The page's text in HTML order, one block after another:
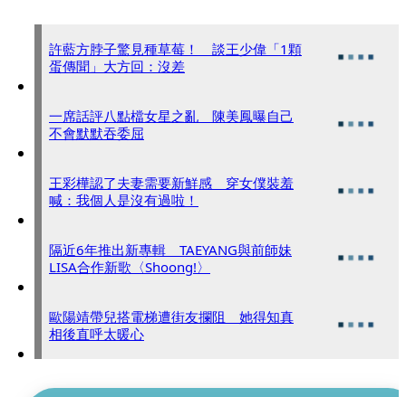
許藍方脖子驚見種草莓！ 談王少偉「1顆
蛋傳聞」大方回：沒差
一席話評八點檔女星之亂 陳美鳳曝自己
不會默默吞委屈
王彩樺認了夫妻需要新鮮感 穿女僕裝羞
喊：我個人是沒有過啦！
隔近6年推出新專輯 TAEYANG與前師妹
LISA合作新歌〈Shoong!〉
歐陽靖帶兒搭電梯遭街友攔阻 她得知真
相後直呼太暖心